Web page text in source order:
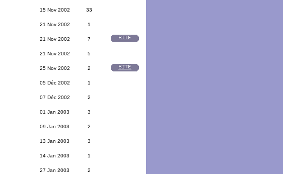
15 Nov 2002 33
21 Nov 2002 1
21 Nov 2002 7
21 Nov 2002 5
25 Nov 2002 2
05 Déc 2002 1
07 Déc 2002 2
01 Jan 2003 3
09 Jan 2003 2
13 Jan 2003 3
14 Jan 2003 1
27 Jan 2003 2